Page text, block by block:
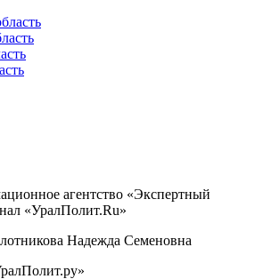
агентство «Экспертный
«УралПолит.Ru»
Надежда Семеновна